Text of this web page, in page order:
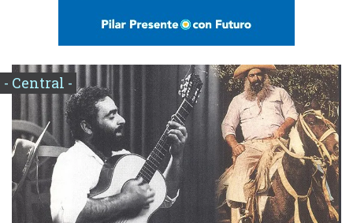
- Central -